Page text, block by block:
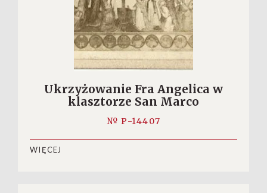
Ukrzyżowanie Fra Angelica w
klasztorze San Marco
№ P-14407
WIĘCEJ